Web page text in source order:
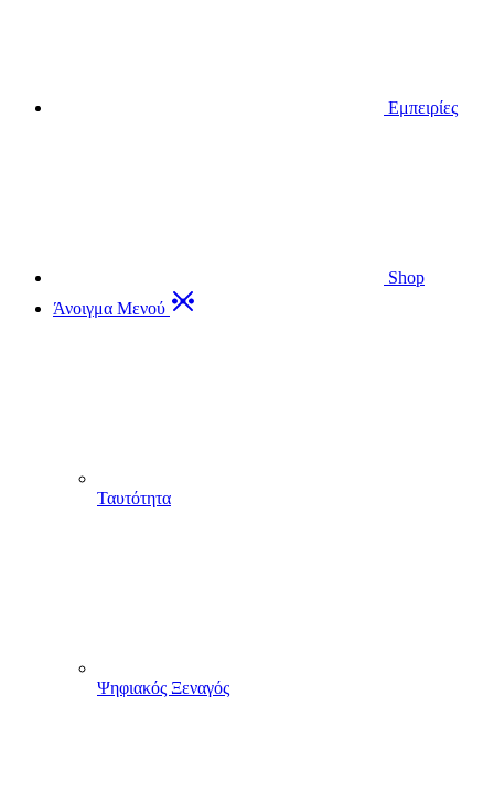
Εμπειρίες
Shop
Άνοιγμα Μενού
Ταυτότητα
Ψηφιακός Ξεναγός